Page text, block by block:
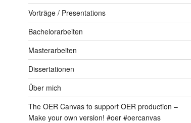
Vorträge / Presentations
Bachelorarbeiten
Masterarbeiten
Dissertationen
Über mich
The OER Canvas to support OER production –
Make your own version! #oer #oercanvas